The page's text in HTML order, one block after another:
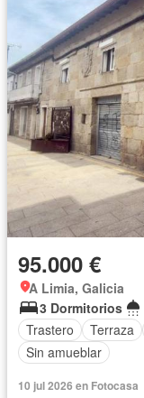
95.000 €
A Limia, Galicia
3 Dormitorios
Trastero
Terraza
Sin amueblar
10 jul 2026 en Fotocasa